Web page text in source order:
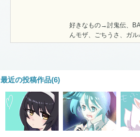
好きなもの→討鬼伝、
んモザ、ごちうさ、ガ
最近の投稿作品(6)